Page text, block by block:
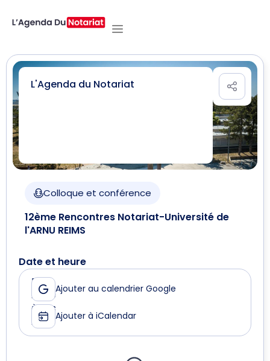
L'Agenda du Notariat
Colloque et conférence
12ème Rencontres Notariat-Université de
l'ARNU REIMS
Date et heure
Le
22
mars
2024
De
09:30
à
17:00
Ajouter au calendrier Google
Ajouter à iCalendar